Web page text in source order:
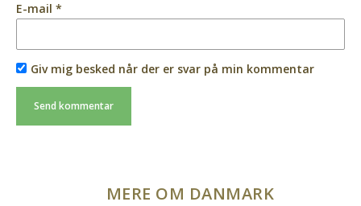
E-mail *
Giv mig besked når der er svar på min kommentar
MERE OM DANMARK